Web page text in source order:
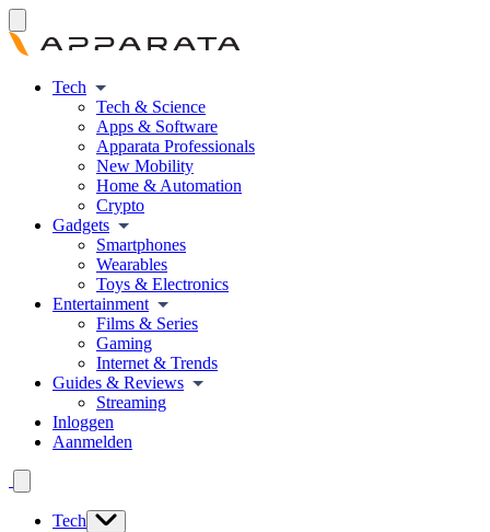
Tech
Tech & Science
Apps & Software
Apparata Professionals
New Mobility
Home & Automation
Crypto
Gadgets
Smartphones
Wearables
Toys & Electronics
Entertainment
Films & Series
Gaming
Internet & Trends
Guides & Reviews
Streaming
Inloggen
Aanmelden
Tech